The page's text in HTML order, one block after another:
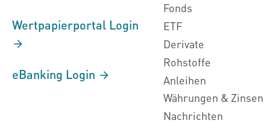
Wertpapierportal Login
eBanking Login
Fonds
ETF
Derivate
Rohstoffe
Anleihen
Währungen & Zinsen
Nachrichten